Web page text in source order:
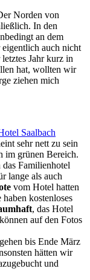
Norden von
In den
an dem
auch nicht
Jahr kurz in
hat, wollten wir
ziehen mich
Saalbach
sehr nett zu sein
im grünen Bereich.
Familienhotel
lange als auch
vom Hotel hatten
kostenloses
, das Hotel
auf den Fotos
bis Ende März
hätten wir
und